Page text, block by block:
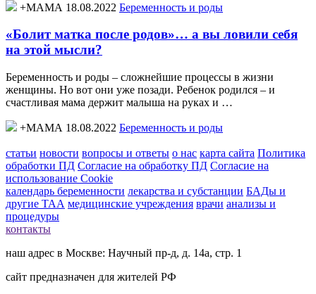
+МАМА 18.08.2022 Беременность и роды
«Болит матка после родов»… а вы ловили себя
на этой мысли?
Беременность и роды – сложнейшие процессы в жизни
женщины. Но вот они уже позади. Ребенок родился – и
счастливая мама держит малыша на руках и …
+МАМА 18.08.2022 Беременность и роды
статьи новости вопросы и ответы о нас карта сайта Политика
обработки ПД Согласие на обработку ПД Согласие на
использование Cookie
календарь беременности лекарства и субстанции БАДы и
другие ТАА медицинские учреждения врачи анализы и
процедуры
контакты
наш адрес в Москве: Научный пр-д, д. 14а, стр. 1
сайт предназначен для жителей РФ